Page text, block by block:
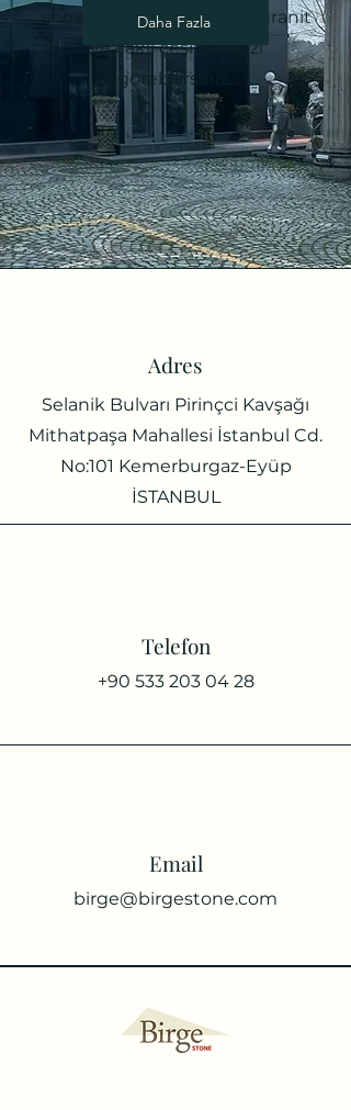
showroom da ithal slate, granit
ve çakıl çeşitlerimizi
görebilirsiniz.
Daha Fazla
Adres
Selanik Bulvarı Pirinçci Kavşağı
Mithatpaşa Mahallesi İstanbul Cd.
No:101 Kemerburgaz-Eyüp
İSTANBUL
Telefon
+90 533 203 04 28
Email
birge@birgestone.com